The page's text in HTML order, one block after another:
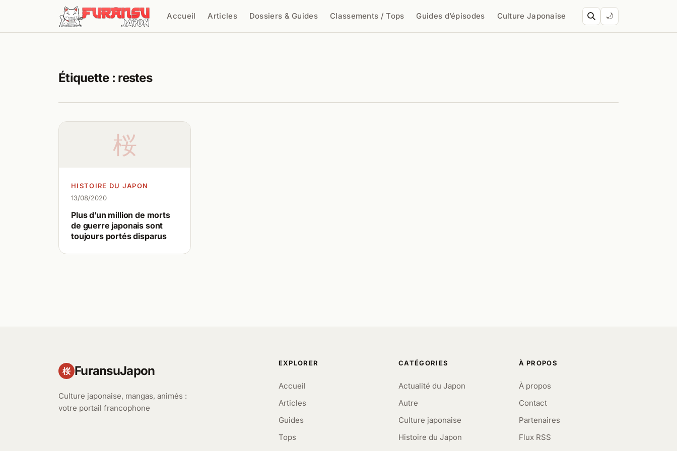
Aller au contenu
Accueil Articles Dossiers & Guides Classements / Tops Guides d’épisodes Culture Japonaise 🌙
Étiquette : restes
桜
HISTOIRE DU JAPON
13/08/2020
Plus d’un million de morts
de guerre japonais sont
toujours portés disparus
桜 FuransuJapon
Culture japonaise, mangas, animés :
votre portail francophone
EXPLORER
Accueil
Articles
Guides
Tops
CATÉGORIES
Actualité du Japon
Autre
Culture japonaise
Histoire du Japon
À PROPOS
À propos
Contact
Partenaires
Flux RSS